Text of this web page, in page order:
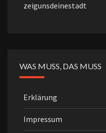
zeigunsdeinestadt
WAS MUSS, DAS MUSS
Erklärung
Impressum